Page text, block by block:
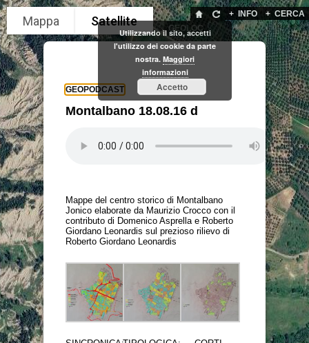
+ CERCA
+ INFO
GEOLOC
Utilizzando il sito, accetti
l'utilizzo dei cookie da parte
nostra. Maggiori
informazioni
Accetto